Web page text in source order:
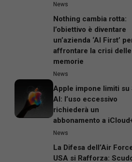
News
Nothing cambia rotta:
l’obiettivo è diventare
un’azienda ‘AI First’
affrontare la crisi delle
memorie
News
Apple impone limiti su
AI: l’uso eccessivo
richiederà un
abbonamento a
News
La Difesa dell’Air
USA si Rafforza: